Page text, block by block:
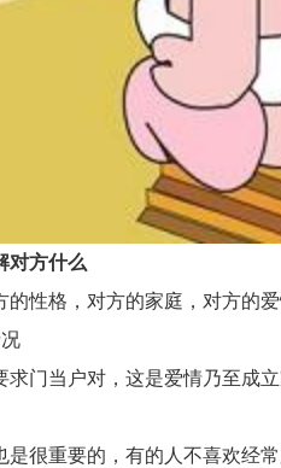
方什么
格，对方的家庭，对方的爱
当户对，这是爱情乃至成立
重要的，有的人不喜欢经常